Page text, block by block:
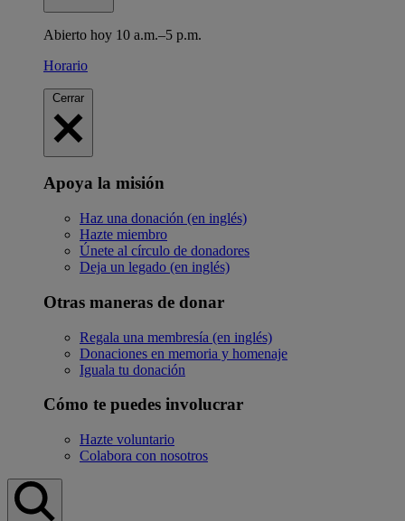
Abierto hoy 10 a.m.–5 p.m.
Horario
Cerrar
Apoya la misión
Haz una donación (en inglés)
Hazte miembro
Únete al círculo de donadores
Deja un legado (en inglés)
Otras maneras de donar
Regala una membresía (en inglés)
Donaciones en memoria y homenaje
Iguala tu donación
Cómo te puedes involucrar
Hazte voluntario
Colabora con nosotros